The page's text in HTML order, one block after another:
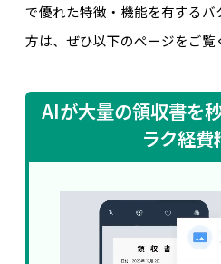
で優れた特徴・機能を有する
方は、ぜひ以下のページをご覧
AIが大量の領収書を
ラク経費